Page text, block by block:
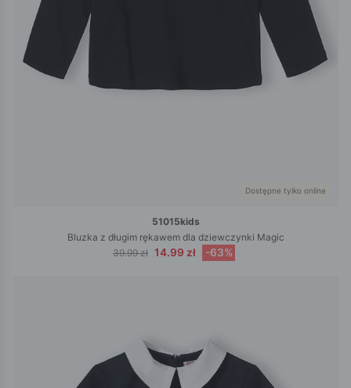
Dostępne tylko online
51015kids
Bluzka z długim rękawem dla dziewczynki Magic
39.99 zł 14.99 zł -63%